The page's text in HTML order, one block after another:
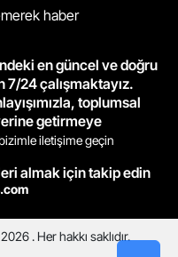
haber
en güncel ve doğru
24 çalışmaktayız.
toplumsal
getirmeye
iletişime geçin
almak için takip edin
. Her hakkı saklıdır.